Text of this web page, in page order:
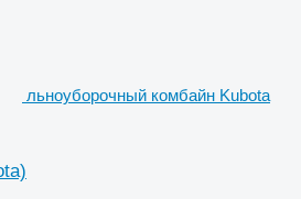
льноуборочный комбайн Kubota